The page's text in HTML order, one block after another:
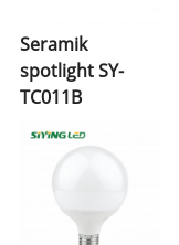
Seramik
spotlight SY-
TC011B